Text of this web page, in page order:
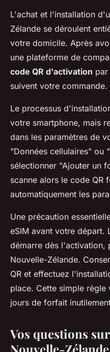
L'achat et l'installation
Zélande se déroulent
votre domicile. Après
une plateforme de
code QR d'activation par
suivent votre commande.
Le processus
votre smartphone, mais
dans les paramètres de
"Données cellulaires" ou
sélectionner "Ajouter un
scanne alors le code QR
automatiquement les
Une précaution
eSIM avant votre départ.
démarre dès l'activation,
Nouvelle-Zélande.
QR et effectuez
place. Cette simple
jours de forfait
Vos questions